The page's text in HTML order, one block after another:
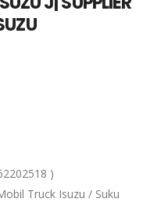
)
Truck Isuzu / Suku